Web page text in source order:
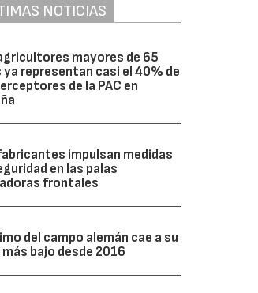
NOTICIAS
mayores de 65
ya representan casi el 40% de
de la PAC en
impulsan medidas
en las palas
frontales
del campo alemán cae a su
bajo desde 2016